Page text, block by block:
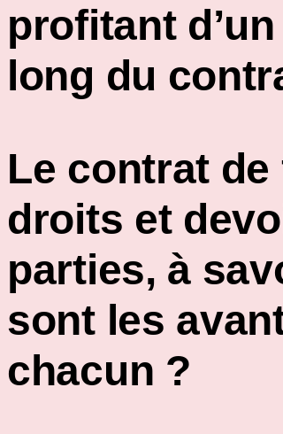
profitant
long du
Le contrat
droits et
parties, à
sont les
chacun ?